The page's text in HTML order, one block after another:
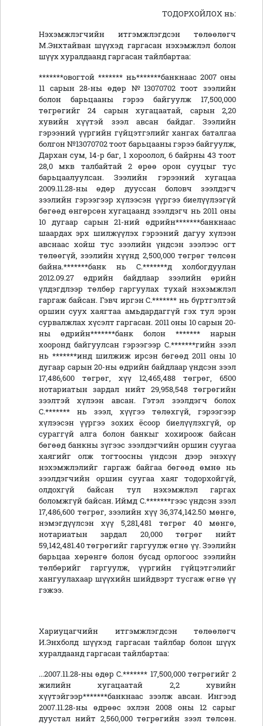
ТОДОРХОЙЛОХ нь:
Нэхэмжлэгчийн итгэмжлэгдсэн төлөөлөгч
М.Энхтайван шүүхэд гаргасан нэхэмжлэл болон
шүүх хуралдаанд гаргасан тайлбартаа:
*******овогтой ******* нь*******банкнаас 2007 оны
11 сарын 28-ны өдөр №13070702 тоот зээлийн
болон барьцааны гэрээ байгуулж 17,500,000
төгрөгийг 24 сарын хугацаатай, сарын 2,20
хувийн хүүтэй зээл авсан байдаг. Зээлийн
гэрээний үүргийн гүйцэтгэлийг хангах баталгаа
болгон №13070702 тоот барьцааны гэрээ байгуулж,
Дархан сум, 14-р баг, 1 хороолол, 6 байрны 43 тоот
28,0 мкв талбайтай 2 өрөө орон сууцыг тус
барьцаалуулсан. Зээлийн гэрээний хугацаа
2009.11.28-ны өдөр дууссан боловч зээлдэгч
зээлийн гэрээгээр хүлээсэн үүргээ биелүүлээгүй
бөгөөд өнгөрсөн хугацаанд зээлдэгч нь 2011 оны
10 дугаар сарын 21-ний өдрийн*******банкнаас
шаардах эрх шилжүүлэх гэрээний дагуу хүлээн
авснаас хойш тус зээлийн үндсэн зээлээс огт
төлөөгүй, зээлийн хүүнд 2,500,000 төгрөг төлсөн
байна.*******банк нь С.*******д холбогдуулан
2012.09.27 өдрийн байдлаар зээлийн өрийн
үлдэгдлээр төлбөр гаргуулах тухай нэхэмжлэл
гаргаж байсан. Гэвч иргэн С.******* нь бүртгэлтэй
оршин суух хаягтаа амьдардаггүй гэх тул эрэн
сурвалжлах хүсэлт гаргасан. 2011 оны 10 сарын 20-
ны өдрийн*******банк болон ******* нарын
хооронд байгуулсан гэрээгээр С.*******гийн зээл
нь *******инд шилжиж ирсэн бөгөөд 2011 оны 10
дугаар сарын 20-ны өдрийн байдлаар үндсэн зээл
17,486,600 төгрөг, хүү 12,465,488 төгрөг, 6500
нотариатын зардал нийт 29,958,548 төгрөгийн
зээлтэй хүлээн авсан. Гэтэл зээлдэгч болох
С.******* нь зээл, хүүгээ төлөхгүй, гэрээгээр
хүлээсэн үүргээ зохих ёсоор биелүүлэхгүй, ор
сураггүй алга болон банкыг хохироож байсан
бөгөөд банкны зүгээс зээлдэгчийн оршин суугаа
хаягийг олж тогтоосны үндсэн дээр энэхүү
нэхэмжлэлийг гаргаж байгаа бөгөөд өмнө нь
зээлдэгчийн оршин суугаа хаяг тодорхойгүй,
олдохгүй байсан тул нэхэмжлэл гаргах
боломжгүй байсан. Иймд С.*******гээс үндсэн зээл
17,486,600 төгрөг, зээлийн хүү 36,374,142.50 мөнгө,
нэмэгдүүлсэн хүү 5,281,481 төгрөг 40 мөнгө,
нотариатын зардал 20,000 төгрөг нийт
59,142,481.40 төгрөгийг гаргуулж өгнө үү. Зээлийн
барьцаа хөрөнгө болон бусад орлогоос зээлийн
төлбөрийг гаргуулж, үүргийн гүйцэтгэлийг
хангуулахаар шүүхийн шийдвэрт тусгаж өгнө үү
гэжээ.
Хариуцагчийн итгэмжлэгдсэн төлөөлөгч
И.Энхболд шүүхэд гаргасан тайлбар болон шүүх
хуралдаанд гаргасан тайлбартаа:
...2007.11.28-ны өдөр С.******* 17,500,000 төгрөгийг 2
жилийн хугацаатай 2,2 хувийн
хүүтэйгээр*******банкнаас зээлж авсан. Ингээд
2007.11.28-ны өдрөөс эхлэн 2008 оны 12 сарыг
дуустал нийт 2,560,000 төгрөгийн зээл төлсөн.